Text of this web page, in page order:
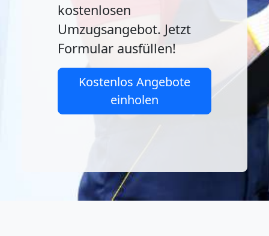
kostenlosen
Umzugsangebot. Jetzt
Formular ausfüllen!
Kostenlos Angebote
einholen